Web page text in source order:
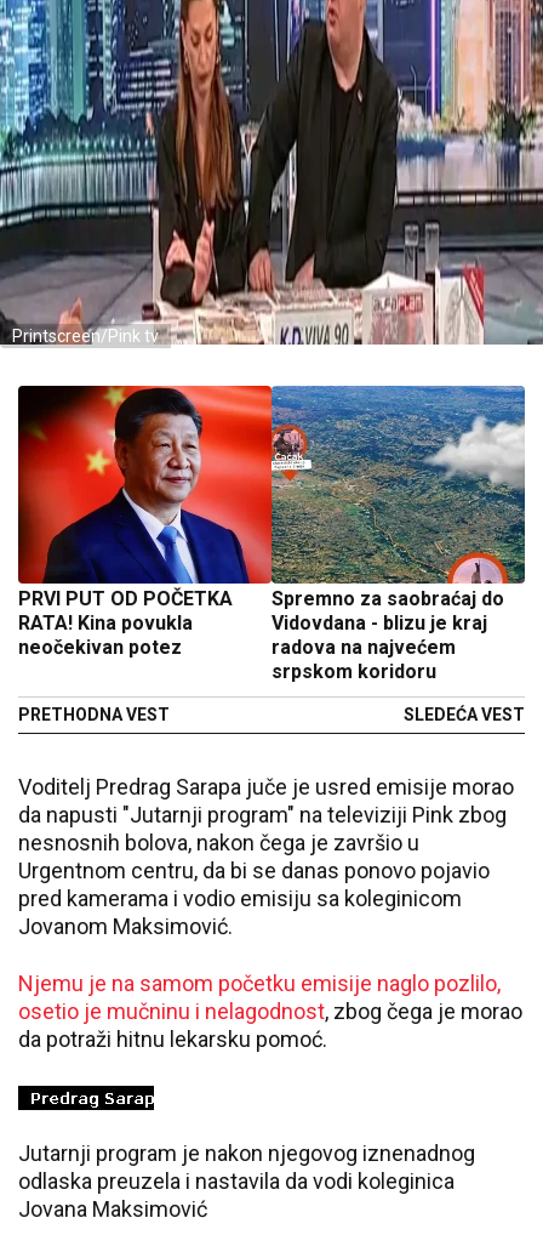
Printscreen/Pink tv
PRVI PUT OD POČETKA
RATA! Kina povukla
neočekivan potez
PRETHODNA VEST
Spremno za saobraćaj do
Vidovdana - blizu je kraj
radova na najvećem
srpskom koridoru
SLEDEĆA VEST
Voditelj Predrag Sarapa juče je usred emisije morao
da napusti "Jutarnji program" na televiziji Pink zbog
nesnosnih bolova, nakon čega je završio u
Urgentnom centru, da bi se danas ponovo pojavio
pred kamerama i vodio emisiju sa koleginicom
Jovanom Maksimović.
Njemu je na samom početku emisije naglo pozlilo,
osetio je mučninu i nelagodnost, zbog čega je morao
da potraži hitnu lekarsku pomoć.
Jutarnji program je nakon njegovog iznenadnog
odlaska preuzela i nastavila da vodi koleginica
Jovana Maksimović